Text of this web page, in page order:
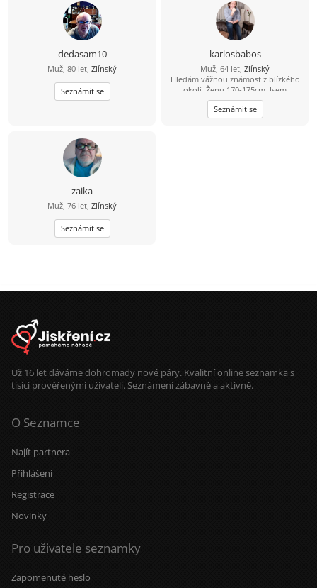
dedasam10
Muž, 80 let, Zlínský
Seznámit se
karlosbabos
Muž, 64 let, Zlínský
Hledám vážnou známost z blízkého
okolí. Ženu 170-175cm. Jsem
mladšího vzhledu,výška
180,všestranných zájmů,kromě
sportu .
Seznámit se
zaika
Muž, 76 let, Zlínský
Seznámit se
Už 16 let dáváme dohromady nové páry. Kvalitní online seznamka s
tisíci prověřenými uživateli. Seznámení zábavně a aktivně.
O Seznamce
Najít partnera
Přihlášení
Registrace
Novinky
Pro uživatele seznamky
Zapomenuté heslo